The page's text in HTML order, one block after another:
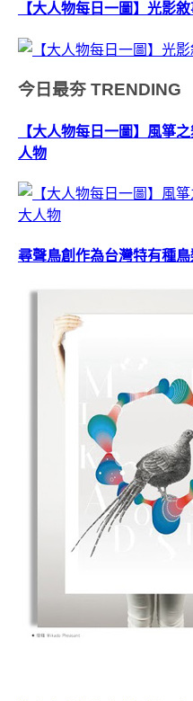
【大人物每日一圖】光影
今日最夯 TRENDING
【大人物每日一圖】風箏
人物
尋聲鳥創作為台灣特有種